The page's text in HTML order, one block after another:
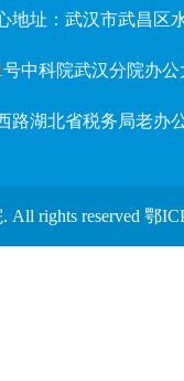
地址：武汉市武昌区
中科院武汉分院办
路湖北省税务局老办
rights reserved 鄂